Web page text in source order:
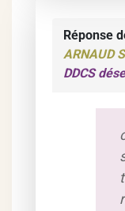
Réponse
ARNAUD
DDCS